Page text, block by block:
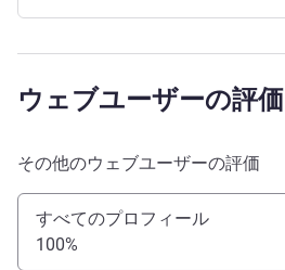
ウェブユーザーの評価
その他のウェブユーザーの評価
すべてのプロフィール
100%